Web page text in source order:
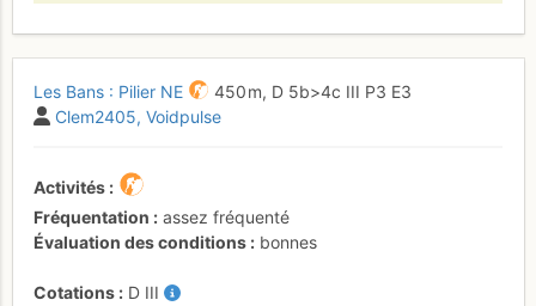
Les Bans : Pilier NE 450 m, D 5b>4c III P3 E3
Clem2405 Voidpulse
Activités
Fréquentation
assez fréquenté
Évaluation des conditions
bonnes
Cotations D III